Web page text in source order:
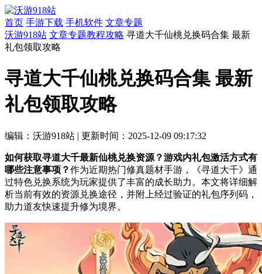
首页 手游下载 手机软件 文章专题
沃游918站 文章专题教程攻略 寻道大千仙桃兑换码合集 最新
礼包领取攻略
寻道大千仙桃兑换码合集 最新
礼包领取攻略
编辑：沃游918站 | 更新时间：2025-12-09 09:17:32
如何获取寻道大千最新仙桃兑换资源？游戏内礼包激活方式有
哪些注意事项？作为近期热门修真题材手游，《寻道大千》通
过特色兑换系统为玩家提供了丰富的成长助力。本文将详细解
析当前有效的资源兑换途径，并附上经过验证的礼包序列码，
助力道友快速提升修为境界。